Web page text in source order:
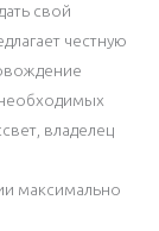
свой
честную
владелец
максимально